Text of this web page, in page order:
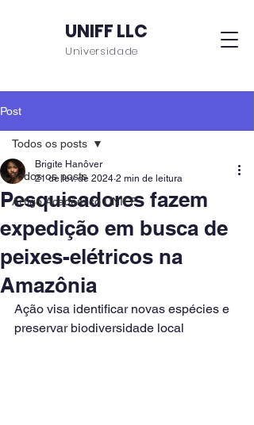
UNIFF LLC
Universidade
Post
Todos os posts
Artigo Acadêmico UNIFF
Todos os posts
Pesquisadores fazem
expedição em busca de
peixes-elétricos na
Amazônia
Brigite Hanôver
21 de fev. de 2024 2 min de leitura
Ação visa identificar novas espécies e
preservar biodiversidade local